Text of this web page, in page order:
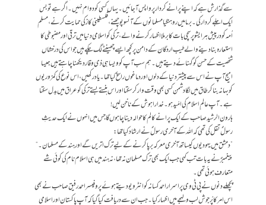
سے گذارش ہے کہ اپنے پرانے کردار پر واپس آجائیں۔ یہاں کسی کو دوام نہیں۔ اگر ہے تو بس
ایک اجلے کردار کی۔ برما میں روہنگیا مسلمانوں کےآنسو پوچھنے، فلسطینی کاز کی حمایت کرنے، مسلم
اُمہ کو درپیش ہر ایشو پر سچی بات کا برملا اظہار کرنے والے، ترکی کو اسلامی دنیا میں ترقی اور مضبوطی کا
استعارہ بنا دینے والے طیب اردگان کے دامن پر کچھ ایسے چھینٹے لگ چکے ہیں جو اس کی درخشاں
شخصیت کے حسن کو گہنائے دیتے ہیں۔ ہم سب آپ کو ویسا ہی ذی وقار دیکھنا چاہتے ہیں جیسا
امیج آپ نے اس سے پیشتر دنیا کے دلوں اور دماغوں راسخ کیا تھا۔ یاد رکھیں، اس نوع کی کمزوریوں
کو بہانہ بناکر طاق میں لگا دشمن کسی بھی وقت وار کر سکتا اور اس ہنستے بستے ترکی کو عراق میں بدل سکتا
ہے۔آپ عالم ِ اسلام کی امّید ہو۔ خدارا ہوش کے ناخن لیں!
ہارون الرشید صاحب کے ایک پرانے کالم کا حوالہ دینا چاہوں گا جس میں انہوں نے ایک حدیثِ
رسولؐ تقل کی تھی کہ اللہ کے آخری رسولؐ نے ارشاد کیا تھا:
”دمشق میں یہودیوں کیساتھ آخری معرکہ برپا کرنے کے لیے ترک اتریں گے اور ہند کے مسلمان۔“
پیغمبرؐ نے یہ بات تب کہی جب ایک بھی ترک مسلمان نہ تھا، نہ ہند میں ہی اسلام نام کی کوئی شے
متعارف ہوئی تھی۔
پچھلے دنوں نے پی ٹی وی پر اسرار احمد کسانہ کو انٹرویو دیتے ہوئے پروفیسر احمد رفیق صاحب نے بھی
اس امر کا پُر جوش لب و لہجے میں اظہار کیا ۔ جب ان سے دریافت کیا گیا کہ آپ پاکستان اور اسلامی